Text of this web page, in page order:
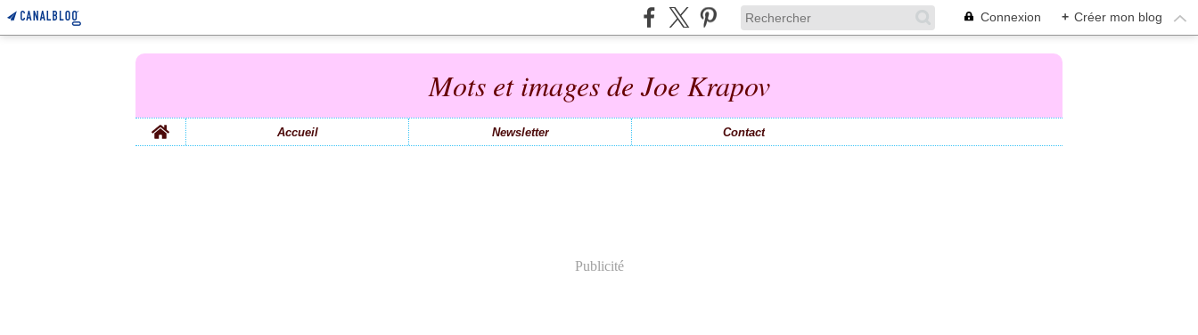
Connexion + Créer mon blog
Mots et images de Joe Krapov
Home
Accueil Newsletter Contact
Publicité